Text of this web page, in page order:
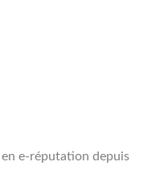
e-réputation depuis